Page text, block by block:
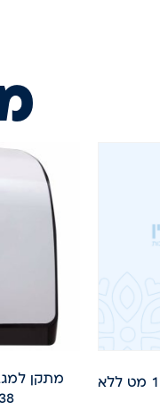
מתקן לבן לנ.ט ג'מבו 112 מט ללא
מתקן